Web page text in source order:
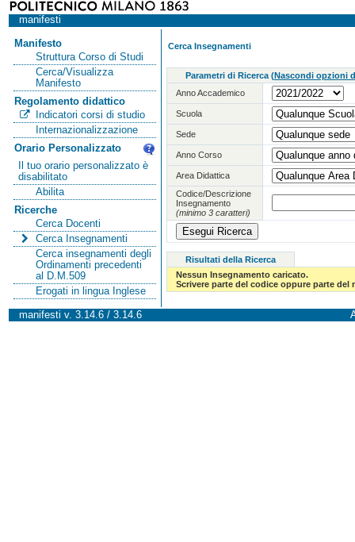
manifesti
Manifesto
Struttura Corso di Studi
Cerca/Visualizza
Manifesto
Regolamento didattico
Indicatori corsi di studio
Internazionalizzazione
Orario Personalizzato
Il tuo orario personalizzato è
disabilitato
Abilita
Ricerche
Cerca Docenti
Cerca Insegnamenti
Cerca insegnamenti degli
Ordinamenti precedenti
al D.M.509
Erogati in lingua Inglese
Cerca Insegnamenti
Parametri di Ricerca (Nascondi opzioni
Anno Accademico
Scuola
Sede
Anno Corso
Area Didattica
Codice/Descrizione
Insegnamento
(minimo 3 caratteri)
Risultati della Ricerca
Nessun Insegnamento caricato.
Scrivere parte del codice oppure parte
manifesti v. 3.14.6 / 3.14.6